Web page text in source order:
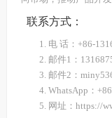
联系方式：
1. 电 话：+86-
2. 邮件1：
3. 邮件2：
4. WhatsApp：
5. 网址：https://